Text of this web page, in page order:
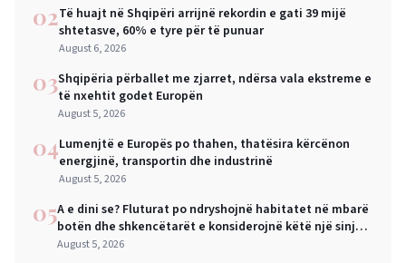
02Të huajt në Shqipëri arrijnë rekordin e gati 39 mijë
shtetasve, 60% e tyre për të punuar
August 6, 2026
03Shqipëria përballet me zjarret, ndërsa vala ekstreme e
të nxehtit godet Europën
August 5, 2026
04Lumenjtë e Europës po thahen, thatësira kërcënon
energjinë, transportin dhe industrinë
August 5, 2026
05A e dini se? Fluturat po ndryshojnë habitatet në mbarë
botën dhe shkencëtarët e konsiderojnë këtë një sinjal
alarmi
August 5, 2026